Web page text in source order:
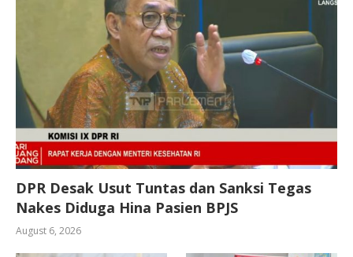
DPR Desak Usut Tuntas dan Sanksi Tegas
Nakes Diduga Hina Pasien BPJS
August 6, 2026